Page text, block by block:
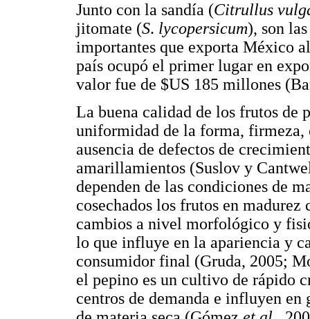
Junto con la sandía (Citrullus
jitomate (S. lycopersicum), son
importantes que exporta México
país ocupó el primer lugar en
valor fue de $US 185 millones
La buena calidad de los frutos de
uniformidad de la forma, firmeza,
ausencia de defectos de
amarillamientos (Suslov y
dependen de las condiciones de
cosechados los frutos en
cambios a nivel morfológico y
lo que influye en la apariencia y
consumidor final (Gruda, 2005;
el pepino es un cultivo de rápido
centros de demanda e influyen